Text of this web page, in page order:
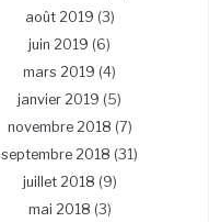
août 2019 (3)
juin 2019 (6)
mars 2019 (4)
janvier 2019 (5)
novembre 2018 (7)
septembre 2018 (31)
juillet 2018 (9)
mai 2018 (3)